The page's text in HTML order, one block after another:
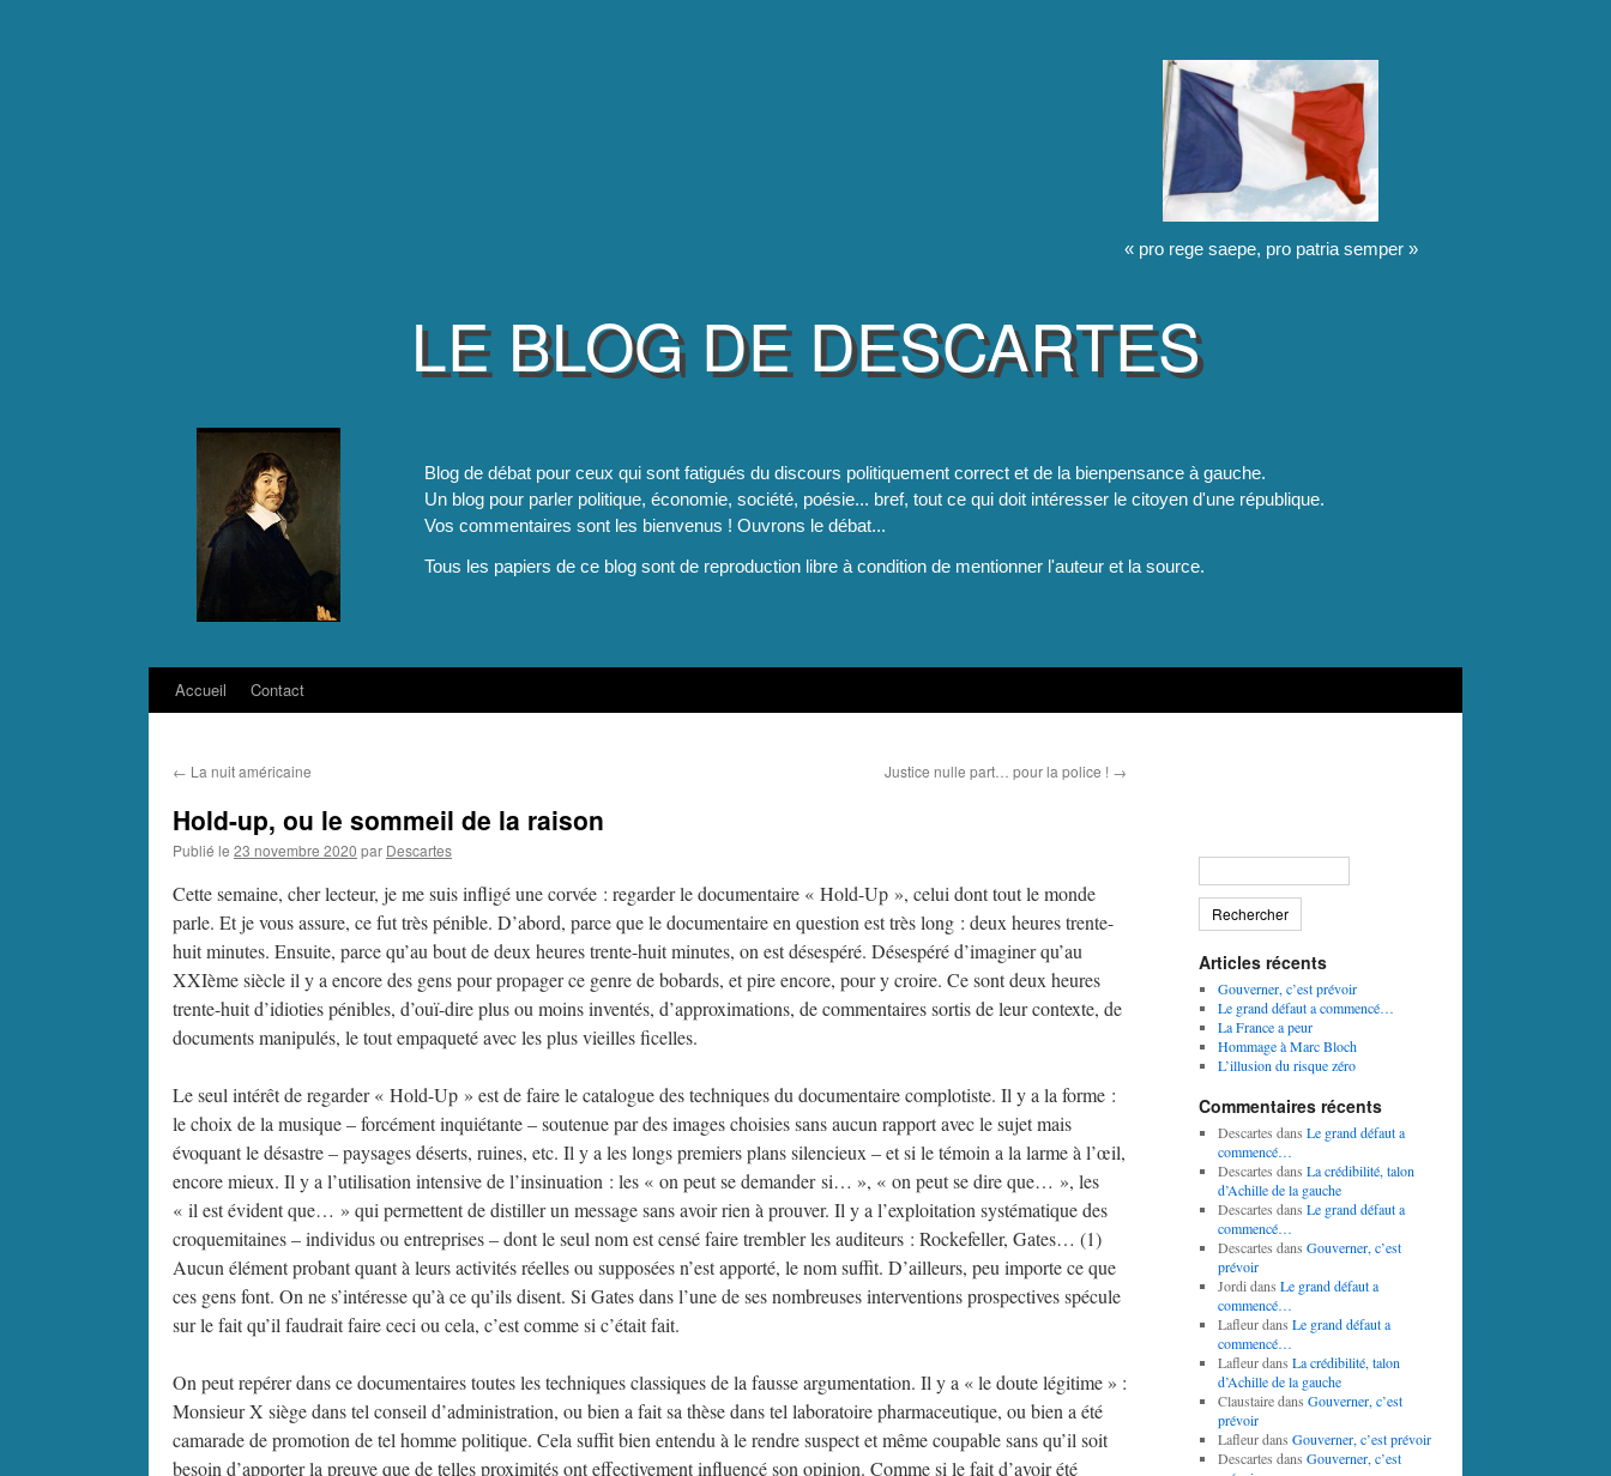
« pro rege saepe, pro patria semper »
LE BLOG DE DESCARTES
Blog de débat pour ceux qui sont fatigués du discours politiquement correct et de la bienpensance à gauche.
Un blog pour parler politique, économie, société, poésie... bref, tout ce qui doit intéresser le citoyen d'une république.
Vos commentaires sont les bienvenus ! Ouvrons le débat...
Tous les papiers de ce blog sont de reproduction libre à condition de mentionner l'auteur et la source.
Aller
contenu
Accueil Contact
← La nuit américaine Justice nulle part… pour la police ! →
Hold-up, ou le sommeil de la raison
Publié le 23 novembre 2020 par Descartes
Cette semaine, cher lecteur, je me suis infligé une corvée : regarder le documentaire « Hold-Up », celui dont tout le monde
parle. Et je vous assure, ce fut très pénible. D’abord, parce que le documentaire en question est très long : deux heures trente-
huit minutes. Ensuite, parce qu’au bout de deux heures trente-huit minutes, on est désespéré. Désespéré d’imaginer qu’au
XXIème siècle il y a encore des gens pour propager ce genre de bobards, et pire encore, pour y croire. Ce sont deux heures
trente-huit d’idioties pénibles, d’ouï-dire plus ou moins inventés, d’approximations, de commentaires sortis de leur contexte, de
documents manipulés, le tout empaqueté avec les plus vieilles ficelles.
Le seul intérêt de regarder « Hold-Up » est de faire le catalogue des techniques du documentaire complotiste. Il y a la forme :
le choix de la musique – forcément inquiétante – soutenue par des images choisies sans aucun rapport avec le sujet mais
évoquant le désastre – paysages déserts, ruines, etc. Il y a les longs premiers plans silencieux – et si le témoin a la larme à l’œil,
encore mieux. Il y a l’utilisation intensive de l’insinuation : les « on peut se demander si… », « on peut se dire que… », les
« il est évident que… » qui permettent de distiller un message sans avoir rien à prouver. Il y a l’exploitation systématique des
croquemitaines – individus ou entreprises – dont le seul nom est censé faire trembler les auditeurs : Rockefeller, Gates… (1)
Aucun élément probant quant à leurs activités réelles ou supposées n’est apporté, le nom suffit. D’ailleurs, peu importe ce que
ces gens font. On ne s’intéresse qu’à ce qu’ils disent. Si Gates dans l’une de ses nombreuses interventions prospectives spécule
sur le fait qu’il faudrait faire ceci ou cela, c’est comme si c’était fait.
On peut repérer dans ce documentaires toutes les techniques classiques de la fausse argumentation. Il y a « le doute légitime » :
Monsieur X siège dans tel conseil d’administration, ou bien a fait sa thèse dans tel laboratoire pharmaceutique, ou bien a été
camarade de promotion de tel homme politique. Cela suffit bien entendu à le rendre suspect et même coupable sans qu’il soit
besoin d’apporter la preuve que de telles proximités ont effectivement influencé son opinion. Comme si le fait d’avoir été
Articles récents
Gouverner, c’est prévoir
Le grand défaut a commencé…
La France a peur
Hommage à Marc Bloch
L’illusion du risque zéro
Commentaires récents
Descartes dans Le grand défaut a
commencé…
Descartes dans La crédibilité, talon
d’Achille de la gauche
Descartes dans Le grand défaut a
commencé…
Descartes dans Gouverner, c’est
prévoir
Jordi dans Le grand défaut a
commencé…
Lafleurdans Le grand défaut a
commencé…
Lafleurdans La crédibilité, talon
d’Achille de la gauche
Claustairedans Gouverner, c’est
prévoir
Lafleurdans Gouverner, c’est prévoir
Descartes dans Gouverner, c’est